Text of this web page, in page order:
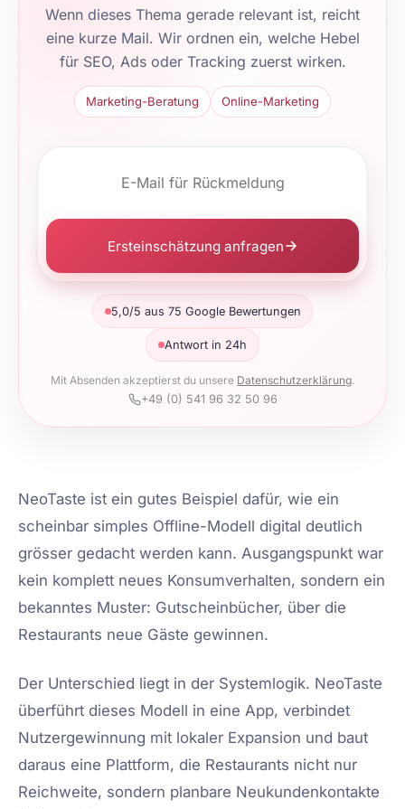
Wenn dieses Thema gerade relevant ist, reicht
eine kurze Mail. Wir ordnen ein, welche Hebel
für SEO, Ads oder Tracking zuerst wirken.
Marketing-Beratung Online-Marketing
Ersteinschätzung anfragen
5,0/5 aus 75 Google Bewertungen
Antwort in 24h
Mit Absenden akzeptierst du unsere Datenschutzerklärung.
+49 (0) 541 96 32 50 96
NeoTaste ist ein gutes Beispiel dafür, wie ein
scheinbar simples Offline-Modell digital deutlich
grösser gedacht werden kann. Ausgangspunkt war
kein komplett neues Konsumverhalten, sondern ein
bekanntes Muster: Gutscheinbücher, über die
Restaurants neue Gäste gewinnen.
Der Unterschied liegt in der Systemlogik. NeoTaste
überführt dieses Modell in eine App, verbindet
Nutzergewinnung mit lokaler Expansion und baut
daraus eine Plattform, die Restaurants nicht nur
Reichweite, sondern planbare Neukundenkontakte